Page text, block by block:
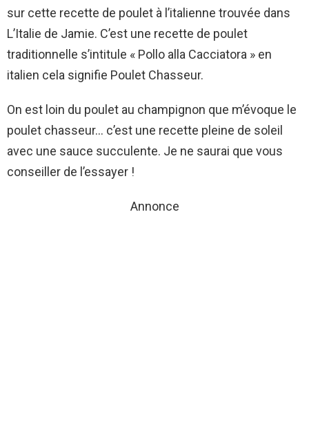
sur cette recette de poulet à l’italienne trouvée dans
L’Italie de Jamie. C’est une recette de poulet
traditionnelle s’intitule « Pollo alla Cacciatora » en
italien cela signifie Poulet Chasseur.
On est loin du poulet au champignon que m’évoque le
poulet chasseur… c’est une recette pleine de soleil
avec une sauce succulente. Je ne saurai que vous
conseiller de l’essayer !
Annonce